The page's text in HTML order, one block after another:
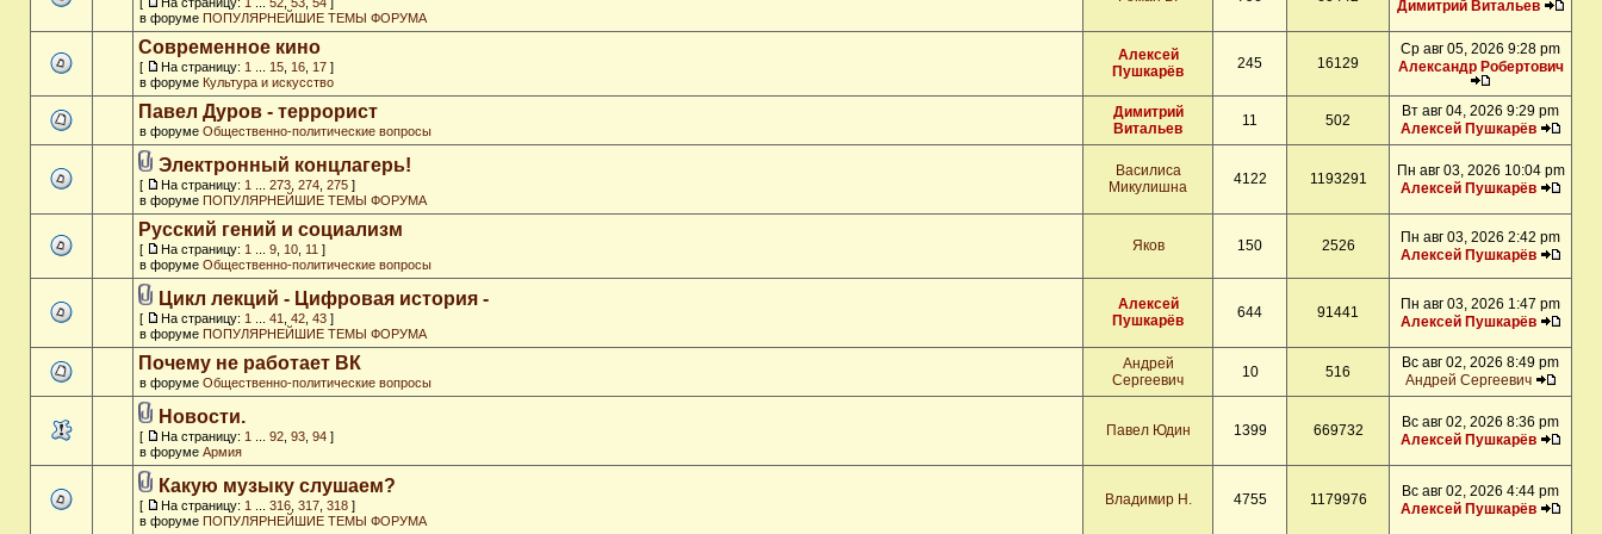
в форуме ПОПУЛЯРНЕЙШИЕ ТЕМЫ ФОРУМА
Димитрий Витальев
Современное кино
[ На страницу: 1 15 16 17 ]
в форуме Культура и искусство
Алексей
Пушкарёв
245 16129
Ср авг 05, 2026 9:28 pm
Александр Робертович
Павел Дуров - террорист
в форуме Общественно-политические вопросы
Димитрий
Витальев
11 502
Вт авг 04, 2026 9:29 pm
Алексей Пушкарёв
Электронный концлагерь!
[ На страницу: 1 273 274 275 ]
в форуме ПОПУЛЯРНЕЙШИЕ ТЕМЫ ФОРУМА
Василиса
Микулишна
4122 1193291
Пн авг 03, 2026 10:04 pm
Алексей Пушкарёв
Русский гений и социализм
[ На страницу: 1 9 10 11 ]
в форуме Общественно-политические вопросы
Яков 150 2526
Пн авг 03, 2026 2:42 pm
Алексей Пушкарёв
Цикл лекций - Цифровая история -
[ На страницу: 1 41 42 43 ]
в форуме ПОПУЛЯРНЕЙШИЕ ТЕМЫ ФОРУМА
Алексей
Пушкарёв
644 91441
Пн авг 03, 2026 1:47 pm
Алексей Пушкарёв
Почему не работает ВК
в форуме Общественно-политические вопросы
Андрей
Сергеевич
10 516
Вс авг 02, 2026 8:49 pm
Андрей Сергеевич
Новости.
[ На страницу: 1 92 93 94 ]
в форуме Армия
Павел Юдин 1399 669732
Вс авг 02, 2026 8:36 pm
Алексей Пушкарёв
Какую музыку слушаем?
[ На страницу: 1 316 317 318 ]
в форуме ПОПУЛЯРНЕЙШИЕ ТЕМЫ ФОРУМА
Владимир Н. 4755 1179976
Вс авг 02, 2026 4:44 pm
Алексей Пушкарёв